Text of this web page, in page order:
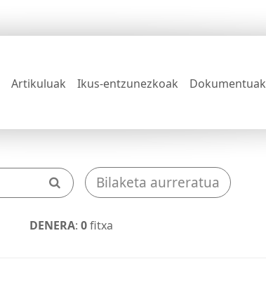
Artikuluak Ikus-entzunezkoak Dokumentuak
Bilaketa aurreratua
DENERA: 0fitxa